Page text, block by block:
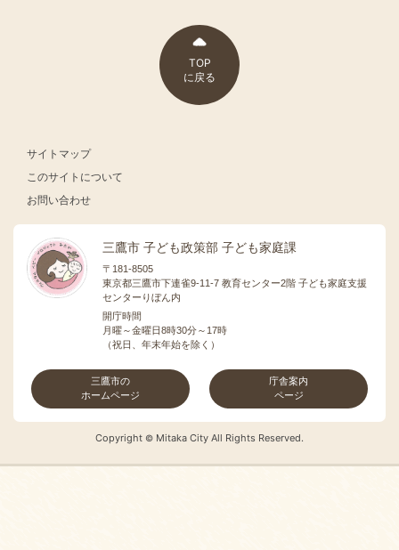
TOP
に戻る
サイトマップ
このサイトについて
お問い合わせ
三鷹市 子ども政策部 子ども家庭課
〒181-8505
東京都三鷹市下連雀9-11-7 教育センター2階 子ども家庭支援
センターりぼん内
開庁時間
月曜～金曜日8時30分～17時
（祝日、年末年始を除く）
三鷹市の
ホームページ
庁舎案内
ページ
Copyright © Mitaka City All Rights Reserved.